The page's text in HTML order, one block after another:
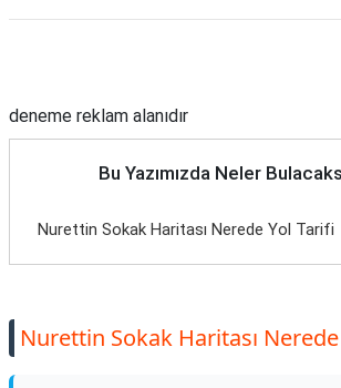
deneme reklam alanıdır
Bu Yazımızda Neler
Nurettin Sokak Haritası Nerede Yol Tarifi
Nurettin Sokak Haritası